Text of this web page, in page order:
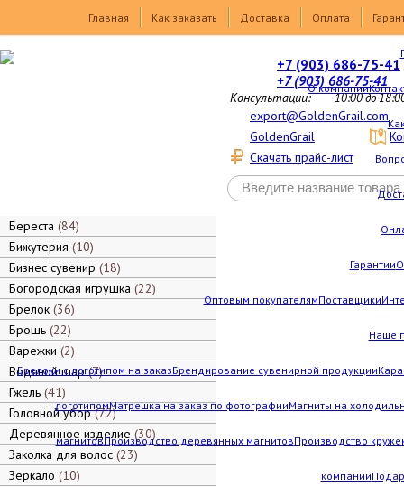
Главная
Как заказать Доставка Оплата
О компании
Гарантии
Оптовым покупателямПоставщики
Наше
Брелоки с логотипом на заказБрендирование сувенирной продукции
логотипомМатрешка на заказ по фотографииМагниты на
магнитовПроизводство деревянных магнитовПроизводство
компании
+7 (903) 686-75-41
+7 (903) 686-75-41
Консультации: 10:00 до
export@GoldenGrail.com
GoldenGrail
Скачать прайс-лист
Береста 84
Бижутерия 10
Бизнес сувенир 18
Богородская игрушка 22
Брелок 36
Брошь 22
Варежки 2
Водяной шар 7
Гжель 41
Головной убор 72
Деревянное изделие 30
Заколка для волос 23
Зеркало 10